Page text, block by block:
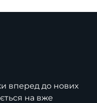
вперед до нових
на вже